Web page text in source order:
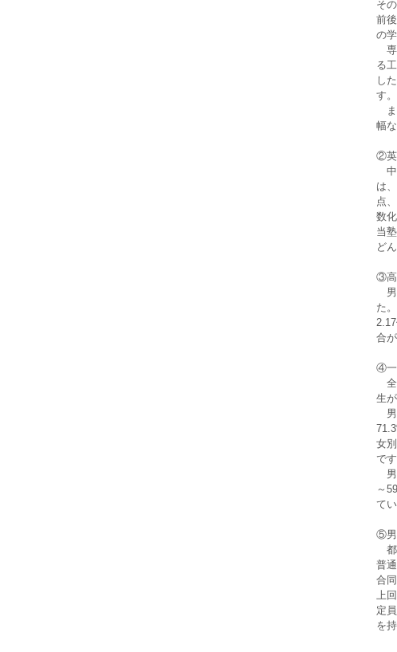
そ
前
の
専
る
し
す
ま
幅
②英
中
は
点
数
当
ど
③高
男
た
合
④一
全
生
男
女
です
男
～
て
⑤男
都
普
合
上
定
を